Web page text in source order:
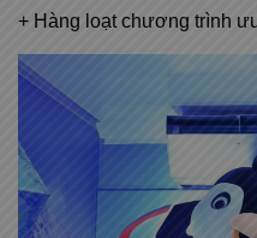
+ Hàng loạt chương trình